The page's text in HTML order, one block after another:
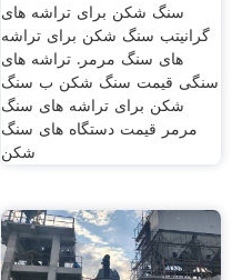
سنگ شکن برای تراشه های
گرانیتب سنگ شکن برای تراشه
های سنگ مرمر. تراشه های
سنگی قیمت سنگ شکن ب سنگ
شکن برای تراشه های سنگ
مرمر قیمت دستگاه های سنگ
شکن